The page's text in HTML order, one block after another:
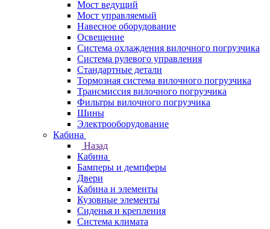
Мост ведущий
Мост управляемый
Навесное оборудование
Освещение
Система охлаждения вилочного погрузчика
Система рулевого управления
Стандартные детали
Тормозная система вилочного погрузчика
Трансмиссия вилочного погрузчика
Фильтры вилочного погрузчика
Шины
Электрооборудование
Кабина
Назад
Кабина
Бамперы и демпферы
Двери
Кабина и элементы
Кузовные элементы
Сиденья и крепления
Система климата